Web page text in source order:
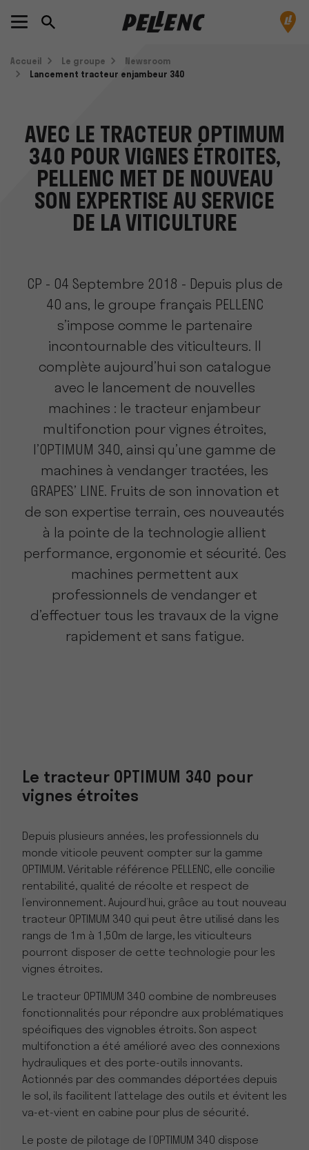
Accueil Le groupe
Newsroom
Lancement tracteur enjambeur 340
AVEC LE TRACTEUR OPTIMUM
340 POUR VIGNES ÉTROITES,
PELLENC MET DE NOUVEAU
SON EXPERTISE AU SERVICE
DE LA VITICULTURE
CP - 04 Septembre 2018 - Depuis plus de
40 ans, le groupe français PELLENC
s’impose comme le partenaire
incontournable des viticulteurs. Il
complète aujourd’hui son catalogue
avec le lancement de nouvelles
machines : le tracteur enjambeur
multifonction pour vignes étroites,
l’OPTIMUM 340, ainsi qu’une gamme de
machines à vendanger tractées, les
GRAPES’ LINE. Fruits de son innovation et
de son expertise terrain, ces nouveautés
à la pointe de la technologie allient
performance, ergonomie et sécurité. Ces
machines permettent aux
professionnels de vendanger et
d’effectuer tous les travaux de la vigne
rapidement et sans fatigue.
Le tracteur OPTIMUM 340 pour
vignes étroites
Depuis plusieurs années, les professionnels du
monde viticole peuvent compter sur la gamme
OPTIMUM. Véritable référence PELLENC, elle concilie
rentabilité, qualité de récolte et respect de
l’environnement. Aujourd’hui, grâce au tout nouveau
tracteur OPTIMUM 340 qui peut être utilisé dans les
rangs de 1m à 1,50m de large, les viticulteurs
pourront disposer de cette technologie pour les
vignes étroites.
Le tracteur OPTIMUM 340 combine de nombreuses
fonctionnalités pour répondre aux problématiques
spécifiques des vignobles étroits. Son aspect
multifonction a été amélioré avec des connexions
hydrauliques et des porte-outils innovants.
Actionnés par des commandes déportées depuis
le sol, ils facilitent l’attelage des outils et évitent les
va-et-vient en cabine pour plus de sécurité.
Le poste de pilotage de l’OPTIMUM 340 dispose